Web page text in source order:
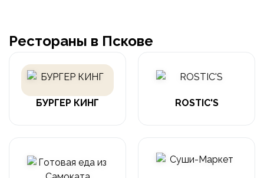
Рестораны в Пскове
БУРГЕР КИНГ ROSTIC'S